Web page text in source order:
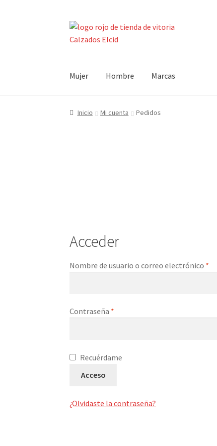
Ir
a
Ir
al
Mujer Hombre Marcas
Inicio Mi cuenta Pedidos
Acceder
Nombre de usuario o correo electrónico *
Contraseña *
Recuérdame
Acceso
¿Olvidaste la contraseña?